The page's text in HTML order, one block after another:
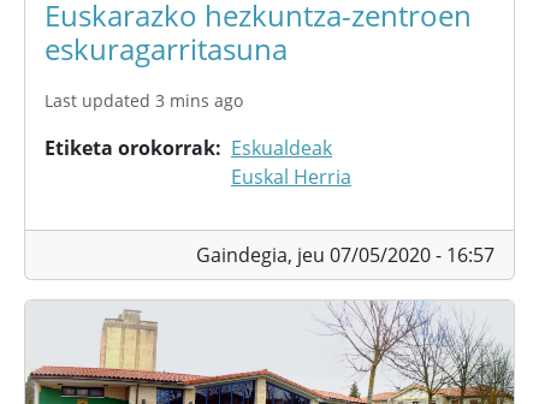
Euskarazko hezkuntza-zentroen
eskuragarritasuna
Last updated 3 mins ago
Etiketa orokorrak
Eskualdeak
Euskal Herria
Gaindegia, jeu 07/05/2020 - 16:57